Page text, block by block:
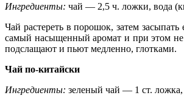
Ингредиенты: чай — 2,5 ч. ложки, вода
Чай растереть в порошок, затем
самый насыщенный аромат и при этом не
подслащают и пьют медленно, глотками.
Чай по-китайски
Ингредиенты: зеленый чай — 1 ст.